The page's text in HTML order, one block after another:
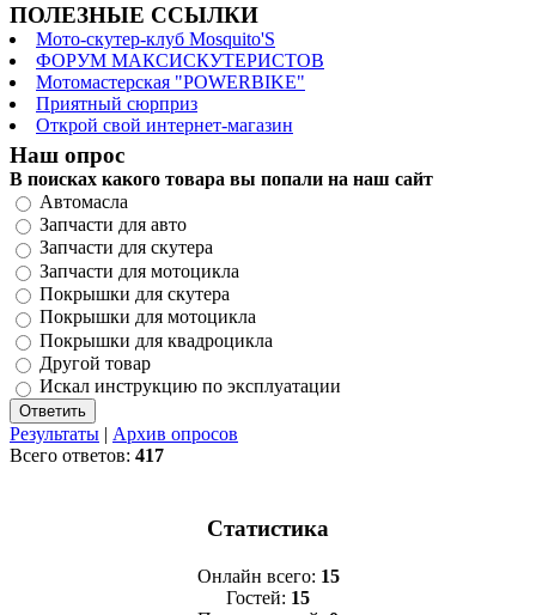
ПОЛЕЗНЫЕ ССЫЛКИ
Мото-скутер-клуб Mosquito'S
ФОРУМ МАКСИСКУТЕРИСТОВ
Мотомастерская "POWERBIKE"
Приятный сюрприз
Открой свой интернет-магазин
Наш опрос
В поисках какого товара вы попали на наш сайт
Автомасла
Запчасти для авто
Запчасти для скутера
Запчасти для мотоцикла
Покрышки для скутера
Покрышки для мотоцикла
Покрышки для квадроцикла
Другой товар
Искал инструкцию по эксплуатации
Результаты | Архив опросов
Всего ответов: 417
Статистика
Онлайн всего: 15
Гостей: 15